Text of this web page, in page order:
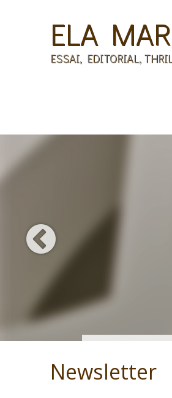
ELA
ESSAI, EDITORIAL,
Newsletter